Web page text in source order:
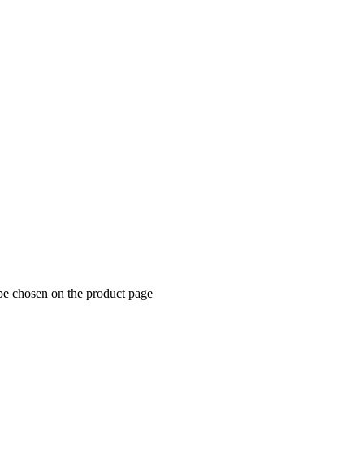
chosen on the product page